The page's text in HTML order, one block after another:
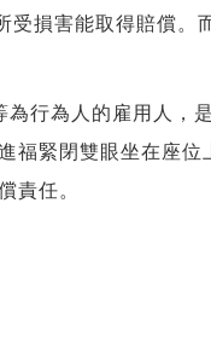
損害能取得賠償。
行為人的雇用人，
福緊閉雙眼坐在座位
責任。